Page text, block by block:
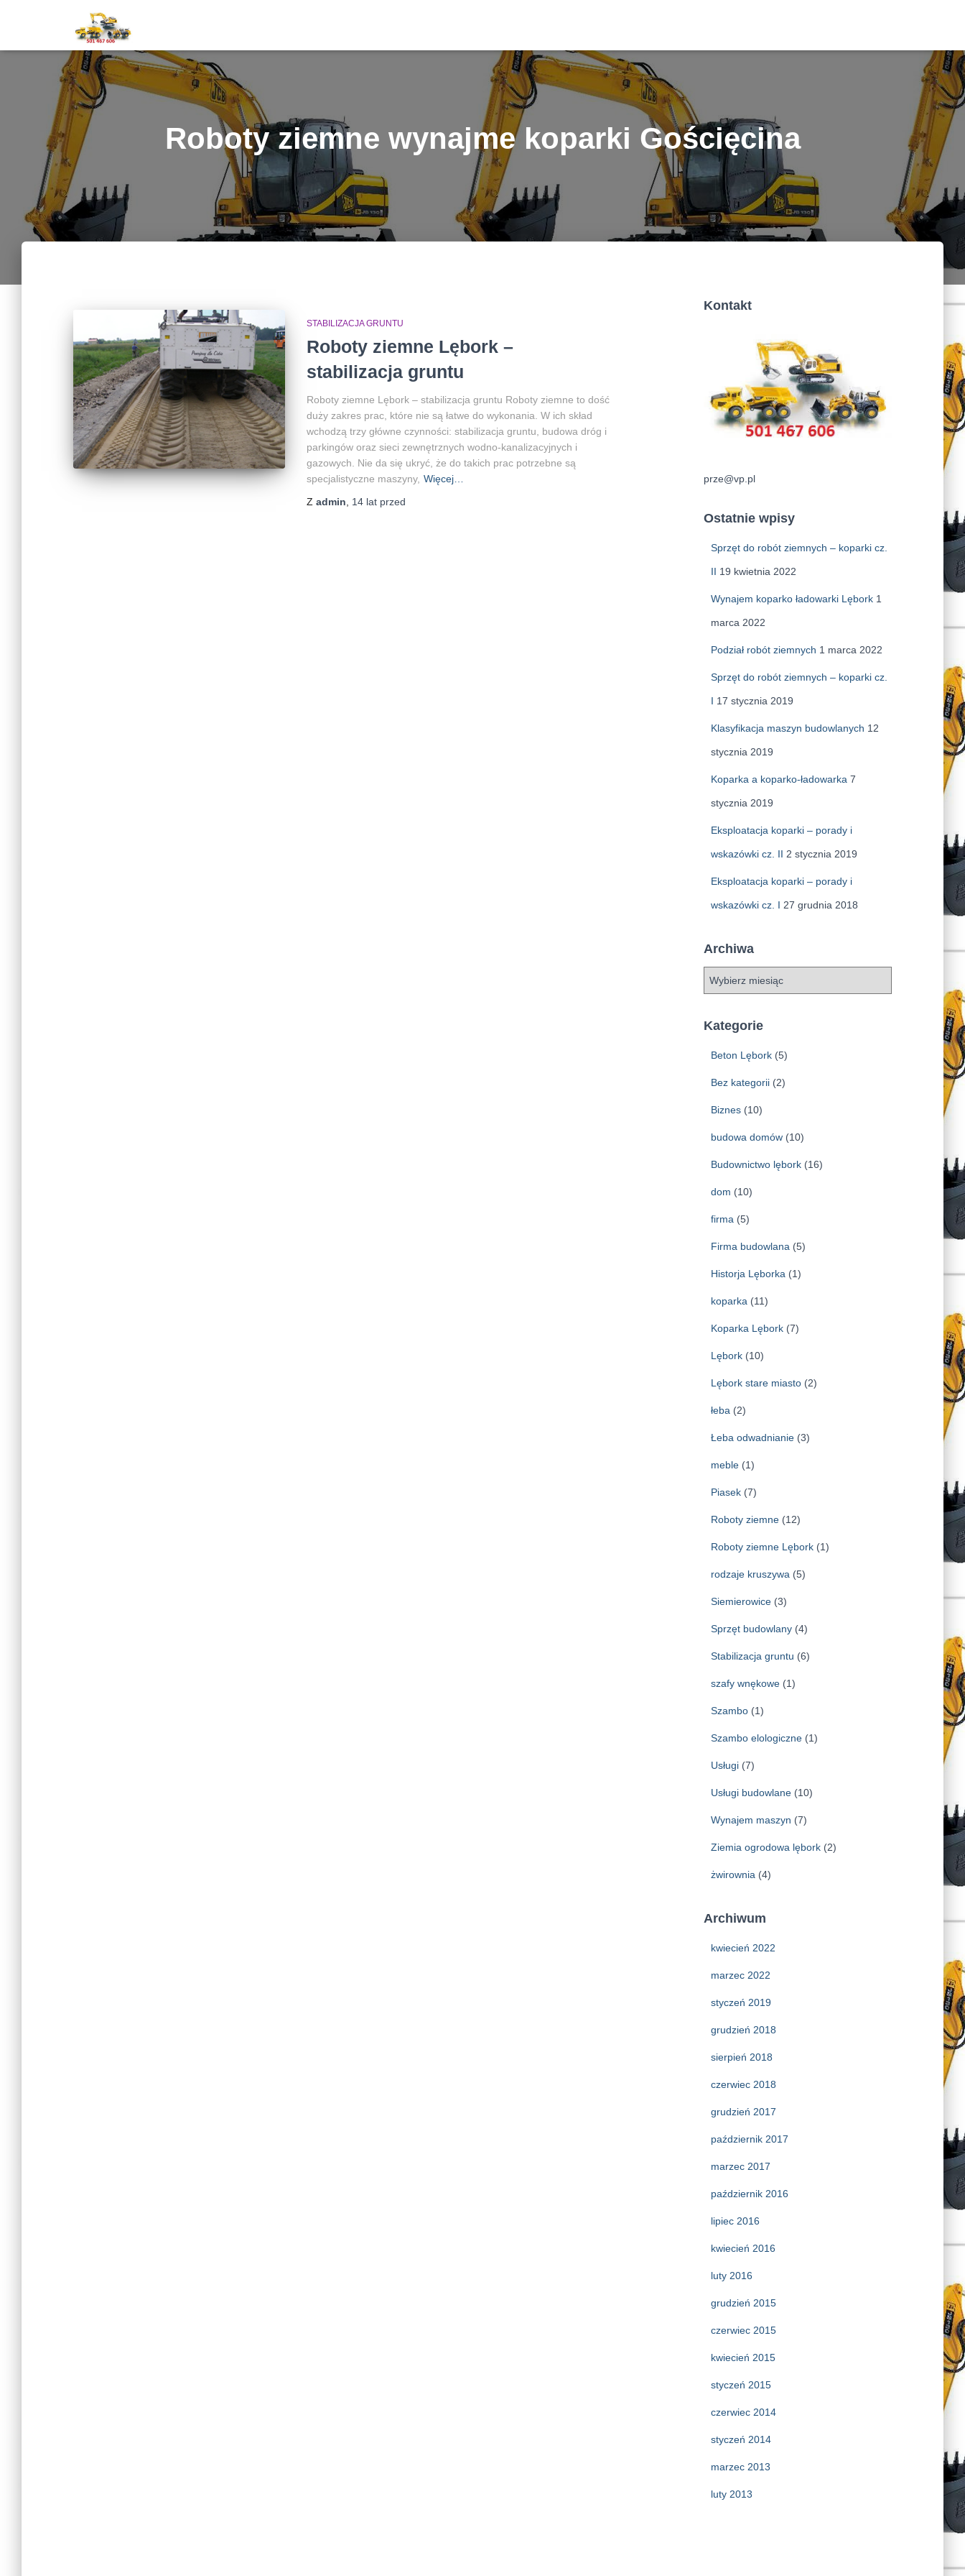
Roboty ziemne wynajme koparki Gościęcina
STABILIZACJA GRUNTU
Roboty ziemne Lębork –
stabilizacja gruntu
Roboty ziemne Lębork – stabilizacja gruntu Roboty ziemne to dość
duży zakres prac, które nie są łatwe do wykonania. W ich skład
wchodzą trzy główne czynności: stabilizacja gruntu, budowa dróg i
parkingów oraz sieci zewnętrznych wodno-kanalizacyjnych i
gazowych. Nie da się ukryć, że do takich prac potrzebne są
specjalistyczne maszyny, Więcej…
Z admin 14 lat przed
Kontakt
prze@vp.pl
Ostatnie wpisy
Sprzęt do robót ziemnych – koparki cz.
II 19 kwietnia 2022
Wynajem koparko ładowarki Lębork 1
marca 2022
Podział robót ziemnych 1 marca 2022
Sprzęt do robót ziemnych – koparki cz.
I 17 stycznia 2019
Klasyfikacja maszyn budowlanych 12
stycznia 2019
Koparka a koparko-ładowarka 7
stycznia 2019
Eksploatacja koparki – porady i
wskazówki cz. II 2 stycznia 2019
Eksploatacja koparki – porady i
wskazówki cz. I 27 grudnia 2018
Archiwa
h
Kategorie
Beton Lębork(5)
Bez kategorii(2)
Biznes(10)
budowa domów(10)
Budownictwo lębork(16)
dom (10)
firma (5)
Firma budowlana (5)
Historja Lęborka (1)
koparka (11)
Koparka Lębork(7)
Lębork(10)
Lębork stare miasto(2)
łeba (2)
Łeba odwadnianie(3)
meble(1)
Piasek(7)
Roboty ziemne(12)
Roboty ziemne Lębork(1)
rodzaje kruszywa (5)
Siemierowice(3)
Sprzęt budowlany(4)
Stabilizacja gruntu (6)
szafy wnękowe(1)
Szambo(1)
Szambo elologiczne(1)
Usługi(7)
Usługi budowlane(10)
Wynajem maszyn (7)
Ziemia ogrodowa lębork(2)
żwirownia (4)
Archiwum
kwiecień 2022
marzec 2022
styczeń 2019
grudzień 2018
sierpień 2018
czerwiec 2018
grudzień 2017
październik 2017
marzec 2017
październik 2016
lipiec 2016
kwiecień 2016
luty 2016
grudzień 2015
czerwiec 2015
kwiecień 2015
styczeń 2015
czerwiec 2014
styczeń 2014
marzec 2013
luty 2013